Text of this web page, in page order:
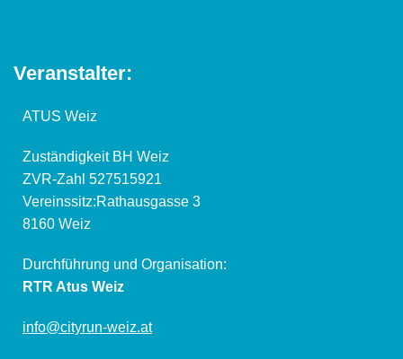
Veranstalter:
ATUS Weiz
Zuständigkeit BH Weiz
ZVR-Zahl 527515921
Vereinssitz:Rathausgasse 3
8160 Weiz
Durchführung und Organisation:
RTR Atus Weiz
info@cityrun-weiz.at